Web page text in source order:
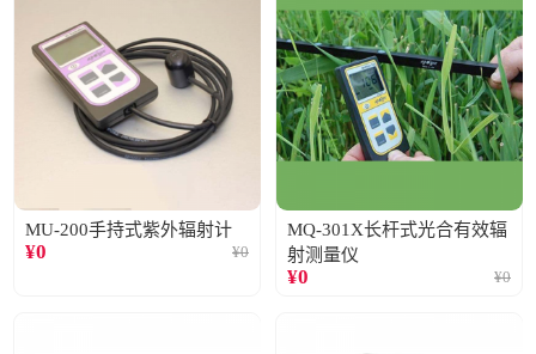
MU-200手持式紫外辐射计
¥0 ¥0
MQ-301X长杆式光合有效辐
射测量仪
¥0 ¥0